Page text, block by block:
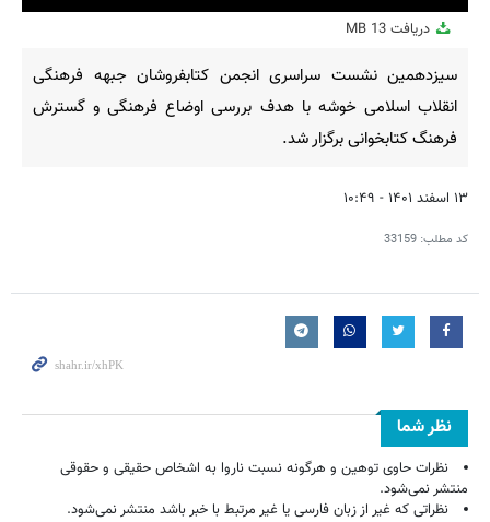
Play
Mute
Settings
PIP
Enter
fullscreen
دریافت 13 MB
سیزدهمین نشست سراسری انجمن کتابفروشان جبهه فرهنگی
انقلاب اسلامی خوشه با هدف بررسی اوضاع فرهنگی و گسترش
فرهنگ کتابخوانی برگزار شد.
۱۳ اسفند ۱۴۰۱ - ۱۰:۴۹
کد مطلب: 33159
نظر شما
نظرات حاوی توهین و هرگونه نسبت ناروا به اشخاص حقیقی و حقوقی
منتشر نمی‌شود.
نظراتی که غیر از زبان فارسی یا غیر مرتبط با خبر باشد منتشر نمی‌شود.